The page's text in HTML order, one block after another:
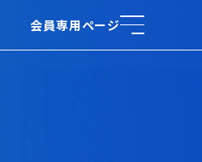
会員専用ページ